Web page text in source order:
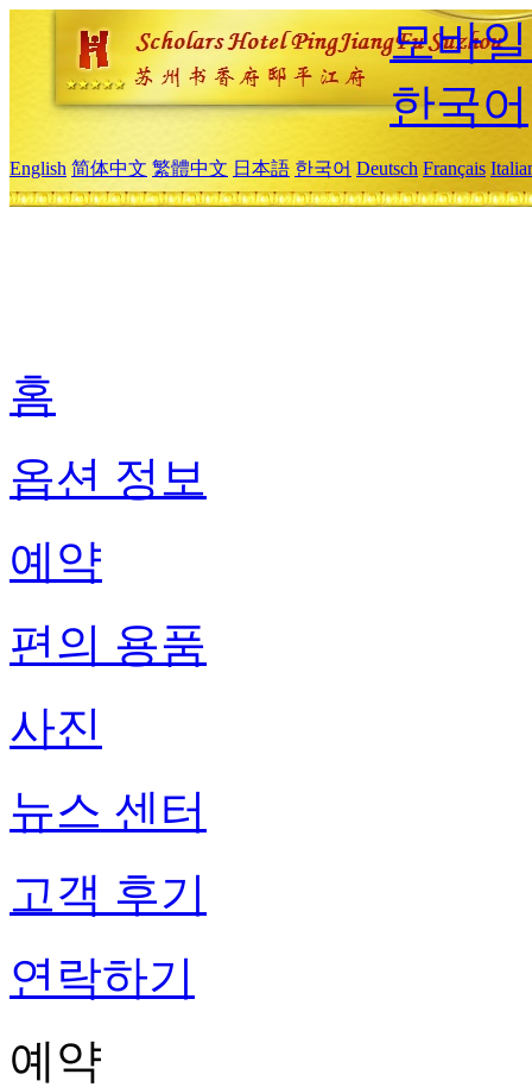
모바
한국어
English 简体中文 繁體中文 日本語 한국어 Deutsch Français
홈
옵션 정보
예약
편의 용품
사진
뉴스 센터
고객 후기
연락하기
예약